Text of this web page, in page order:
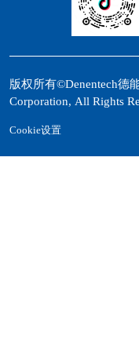
版权所有©Denentech德
Corporation, All Rights
Cookie设置